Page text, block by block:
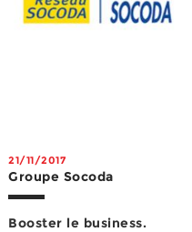
21/11/2017
Groupe Socoda
Booster le business.